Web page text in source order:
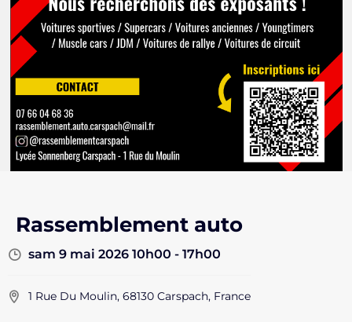
Rassemblement auto
sam 9 mai 2026 10h00 - 17h00
1 Rue Du Moulin, 68130 Carspach, France